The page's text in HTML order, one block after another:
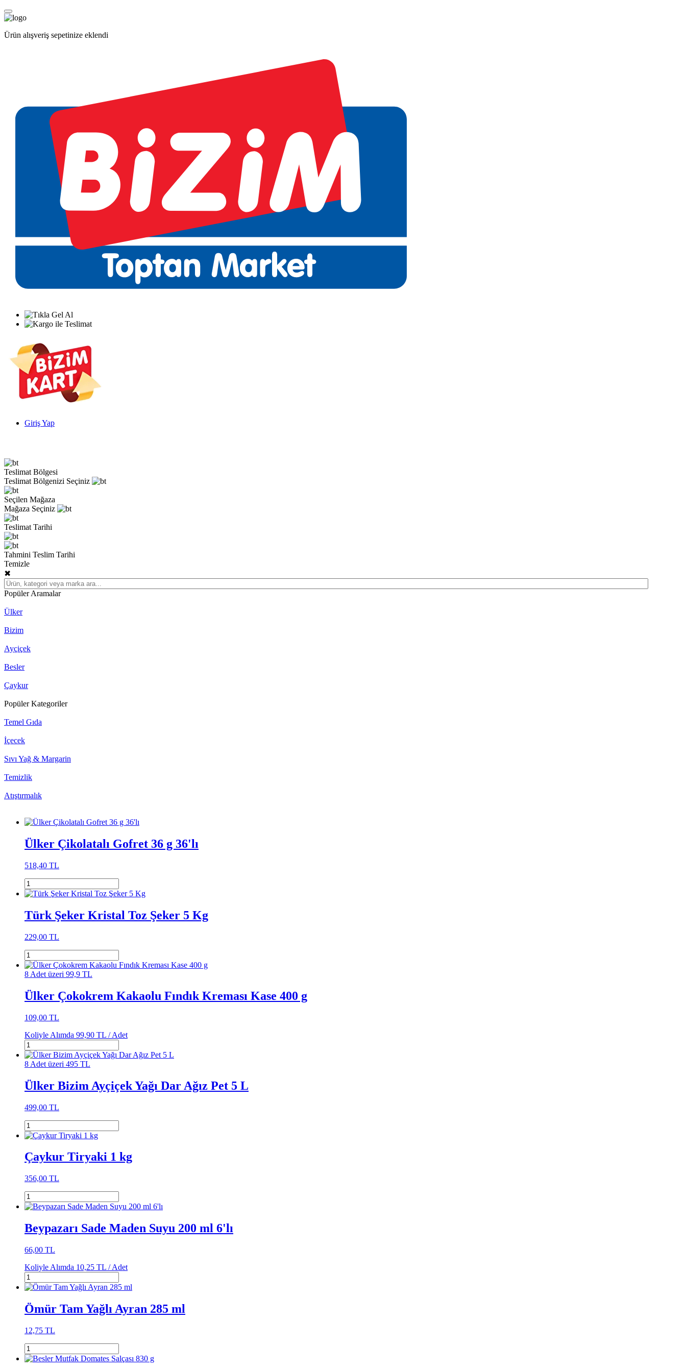
Ürün alışveriş sepetinize eklendi
Giriş Yap
Teslimat Bölgesi
Teslimat Bölgenizi Seçiniz
Seçilen Mağaza
Mağaza Seçiniz
Teslimat Tarihi
Tahmini Teslim Tarihi
Temizle
✖
Popüler Aramalar
Ülker
Bizim
Ayçiçek
Besler
Çaykur
Popüler Kategoriler
Temel Gıda
İçecek
Sıvı Yağ & Margarin
Temizlik
Atıştırmalık
Ülker Çikolatalı Gofret 36 g 36'lı
518,40 TL
Türk Şeker Kristal Toz Şeker 5 Kg
229,00 TL
8 Adet üzeri 99,9 TL
Ülker Çokokrem Kakaolu Fındık Kreması Kase 400 g
109,00 TL
Koliyle Alımda 99,90 TL /Adet
8 Adet üzeri 495 TL
Ülker Bizim Ayçiçek Yağı Dar Ağız Pet 5 L
499,00 TL
Çaykur Tiryaki 1 kg
356,00 TL
Beypazarı Sade Maden Suyu 200 ml 6'lı
66,00 TL
Koliyle Alımda 10,25 TL /Adet
Ömür Tam Yağlı Ayran 285 ml
12,75 TL